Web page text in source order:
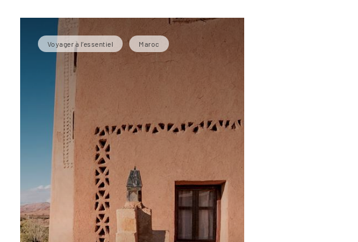
Voyager à l’essentiel Maroc